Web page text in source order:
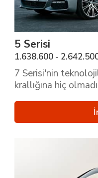
5 Serisi
1.638.600 -
7 Serisi'nin
krallığına hiç